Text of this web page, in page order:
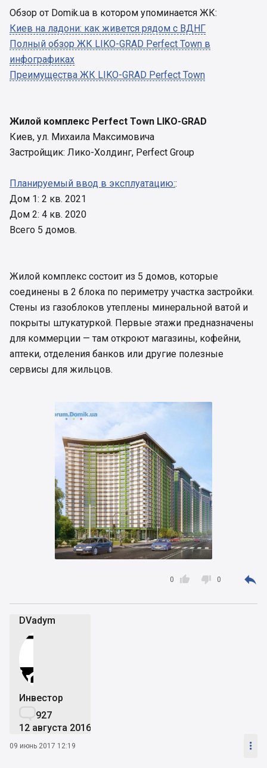
Обзор от Domik.ua в котором упоминается ЖК:
Киев на ладони: как живется рядом с ВДНГ
Полный обзор ЖК LIKO-GRAD Perfect Town в
инфографиках
Преимущества ЖК LIKO-GRAD Perfect Town
Жилой комплекс Perfect Town LIKO-GRAD
Киев, ул. Михаила Максимовича
Застройщик: Лико-Холдинг, Perfect Group
Планируемый ввод в эксплуатацию::
Дом 1: 2 кв. 2021
Дом 2: 4 кв. 2020
Всего 5 домов.
Жилой комплекс состоит из 5 домов, которые
соединены в 2 блока по периметру участка застройки.
Стены из газоблоков утеплены минеральной ватой и
покрыты штукатуркой. Первые этажи предназначены
для коммерции — там откроют магазины, кофейни,
аптеки, отделения банков или другие полезные
сервисы для жильцов.

0  0 
DVadym
Инвестор
927
12 августа 2016
09 июнь 2017 12:19 